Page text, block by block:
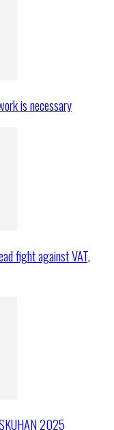
is necessary
fight against VAT,
2025